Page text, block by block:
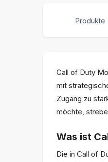
Produkte
Call of Duty
mit
Zugang zu
möchte,
Was ist
Die in Call of